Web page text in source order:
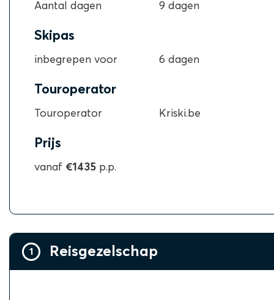
Aantal dagen 9 dagen
Skipas
inbegrepen voor 6 dagen
Touroperator
Touroperator Kriski.be
Prijs
vanaf €1435 p.p.
1 Reisgezelschap